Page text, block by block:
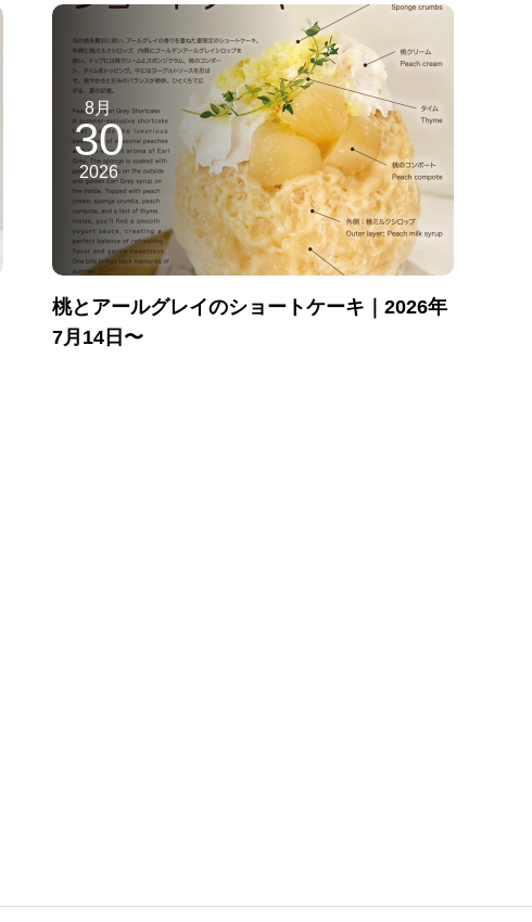
8月
30
2026
桃とアールグレイのショートケーキ｜2026年
7月14日〜